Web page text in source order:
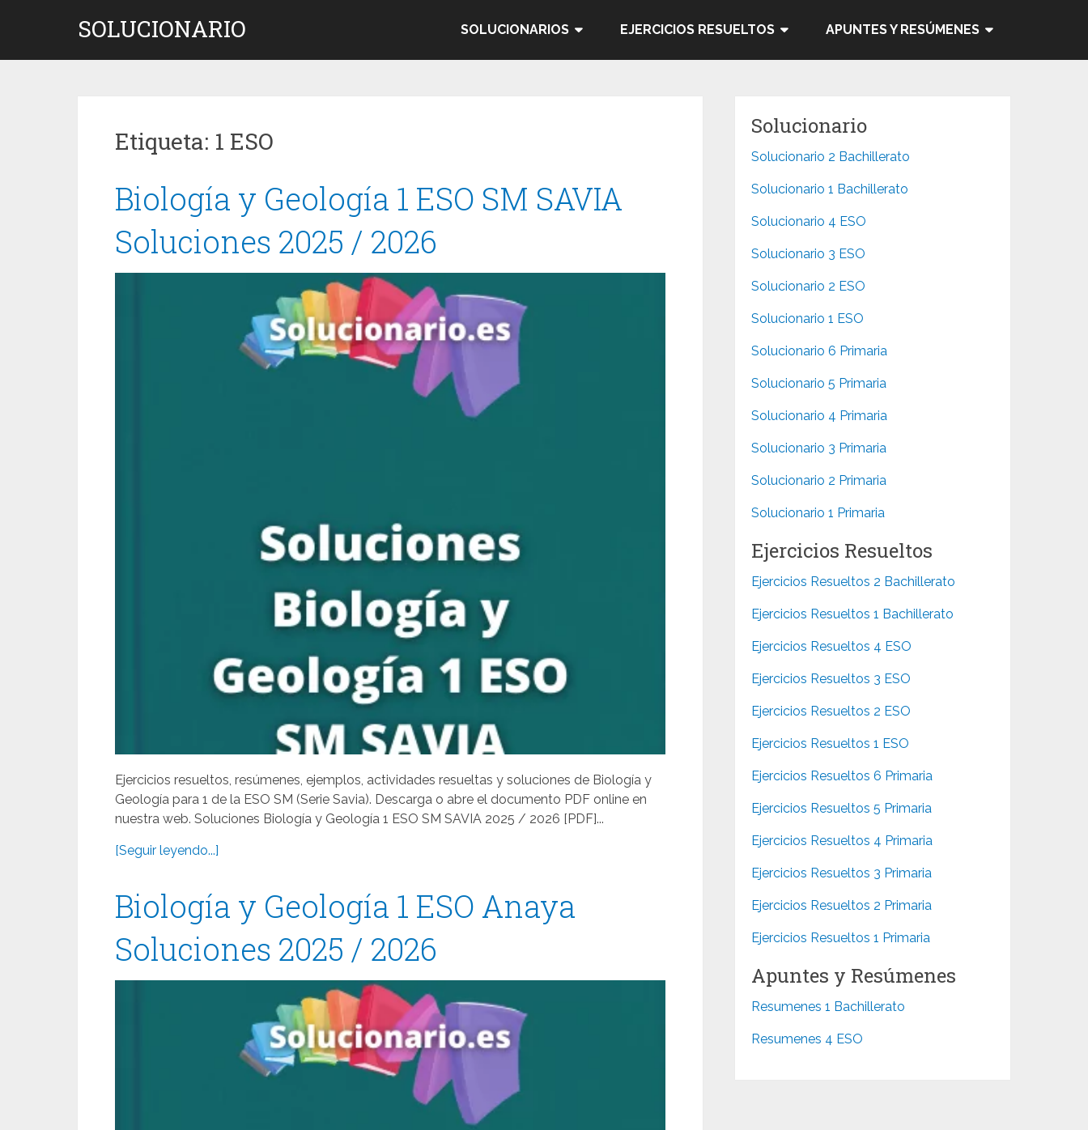
SOLUCIONARIO SOLUCIONARIOS EJERCICIOS RESUELTOS APUNTES Y RESÚMENES
Etiqueta: 1 ESO
Biología y Geología 1 ESO SM SAVIA
Soluciones 2025 / 2026
Ejercicios resueltos, resúmenes, ejemplos, actividades resueltas y soluciones de Biología y
Geología para 1 de la ESO SM (Serie Savia). Descarga o abre el documento PDF online en
nuestra web. Soluciones Biología y Geología 1 ESO SM SAVIA 2025 / 2026 [PDF]...
[Seguir leyendo...]
Biología y Geología 1 ESO Anaya
Soluciones 2025 / 2026
Solucionario
Solucionario 2 Bachillerato
Solucionario 1 Bachillerato
Solucionario 4 ESO
Solucionario 3 ESO
Solucionario 2 ESO
Solucionario 1 ESO
Solucionario 6 Primaria
Solucionario 5 Primaria
Solucionario 4 Primaria
Solucionario 3 Primaria
Solucionario 2 Primaria
Solucionario 1 Primaria
Ejercicios Resueltos
Ejercicios Resueltos 2 Bachillerato
Ejercicios Resueltos 1 Bachillerato
Ejercicios Resueltos 4 ESO
Ejercicios Resueltos 3 ESO
Ejercicios Resueltos 2 ESO
Ejercicios Resueltos 1 ESO
Ejercicios Resueltos 6 Primaria
Ejercicios Resueltos 5 Primaria
Ejercicios Resueltos 4 Primaria
Ejercicios Resueltos 3 Primaria
Ejercicios Resueltos 2 Primaria
Ejercicios Resueltos 1 Primaria
Apuntes y Resúmenes
Resumenes 1 Bachillerato
Resumenes 4 ESO